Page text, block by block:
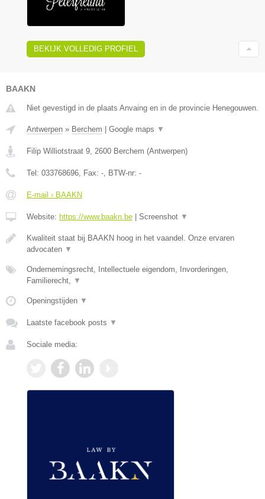
BEKIJK VOLLEDIG PROFIEL
BAAKN
Niet gevestigd in de plaats Anvaing en in de provincie Henegouwen.
Antwerpen » Berchem Google maps ▼
Filip Williotstraat 9, 2600 Berchem (Antwerpen)
Tel: 033768696, Fax: -, BTW-nr: -
E-mail › BAAKN
Website: https://www.baakn.be Screenshot ▼
Kwaliteit staat bij BAAKN hoog in het vaandel. Onze ervaren
advocaten ▼
Ondernemingsrecht, Intellectuele eigendom, Invorderingen,
Familierecht, ▼
Openingstijden ▼
Laatste facebook posts ▼
Sociale media: